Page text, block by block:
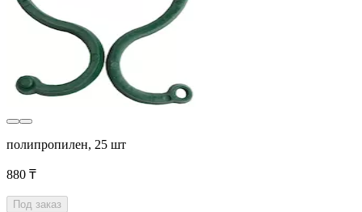
полипропилен, 25 шт
880 ₸
Под заказ